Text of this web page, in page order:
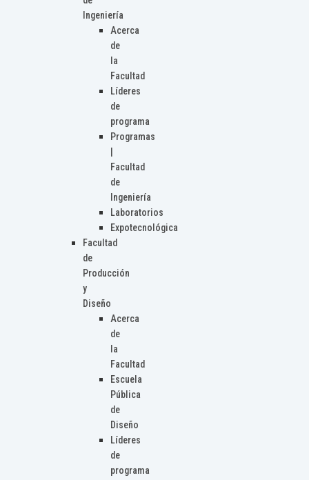
Ingeniería
Acerca
de
la
Facultad
Líderes
de
programa
Programas
Facultad
de
Ingeniería
Laboratorios
Expotecnológica
Facultad
de
Producción
y
Diseño
Acerca
de
la
Facultad
Escuela
Pública
de
Diseño
Líderes
de
programa